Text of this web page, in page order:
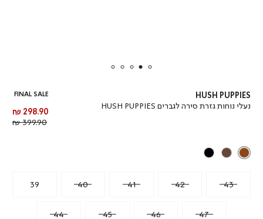
HUSH PUPPIES
נעלי נוחות גזרת סירה לגברים HUSH PUPPIES
FINAL SALE
מחיר
מוצר
298.90 ₪
399.90 ₪
39 40 41 42 43
44 45 46 47